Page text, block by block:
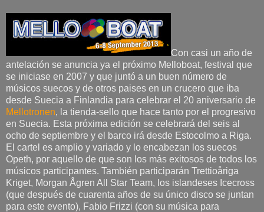
Con casi un año de
antelación se anuncia ya el próximo Melloboat, festival que
se iniciase en 2007 y que juntó a un buen número de
músicos suecos y de otros paises en un crucero que iba
desde Suecia a Finlandia para celebrar el 20 aniversario de
Mellotronen, la tienda-sello que hace tanto por el progresivo
en Suecia. Esta próxima edición se celebrará del seis al
ocho de septiembre y el barco irá desde Estocolmo a Riga.
El cartel es amplio y variado y lo encabezan los suecos
Opeth, por aquello de que son los más exitosos de todos los
músicos participantes. También participarán Trettioåriga
Kriget, Morgan Ågren All Star Team, los islandeses Icecross
(que después de cuarenta años de su único disco se juntan
para este evento), Fabio Frizzi (con su música para